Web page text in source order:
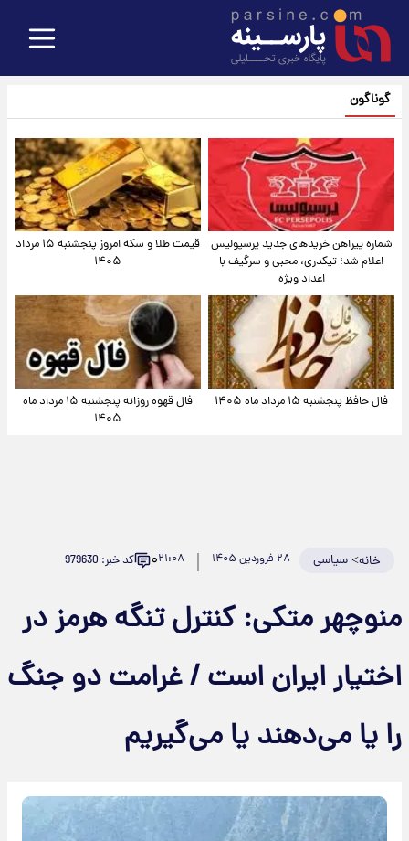
گوناگون
شماره پیراهن خریدهای جدید پرسپولیس
اعلام شد؛ تیکدری، محبی و سرگیف با
اعداد ویژه
قیمت طلا و سکه امروز پنجشنبه ۱۵ مرداد
۱۴۰۵
فال حافظ پنجشنبه ۱۵ مرداد ماه ۱۴۰۵
فال قهوه روزانه پنجشنبه ۱۵ مرداد ماه
۱۴۰۵
خانه>سیاسی ۲۸ فروردین ۱۴۰۵ ۲۱:۰۸۰ کد خبر: 979630
منوچهر متکی: کنترل تنگه هرمز در
اختیار ایران است / غرامت دو جنگ
را یا می‌دهند یا می‌گیریم